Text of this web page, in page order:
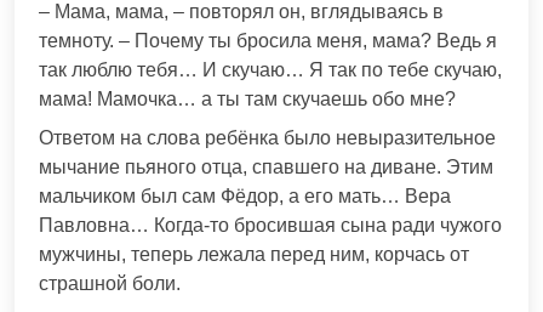
– Мама, мама, – повторял он, вглядываясь в
темноту. – Почему ты бросила меня, мама? Ведь я
так люблю тебя… И скучаю… Я так по тебе скучаю,
мама! Мамочка… а ты там скучаешь обо мне?
Ответом на слова ребёнка было невыразительное
мычание пьяного отца, спавшего на диване. Этим
мальчиком был сам Фёдор, а его мать… Вера
Павловна… Когда-то бросившая сына ради чужого
мужчины, теперь лежала перед ним, корчась от
страшной боли.